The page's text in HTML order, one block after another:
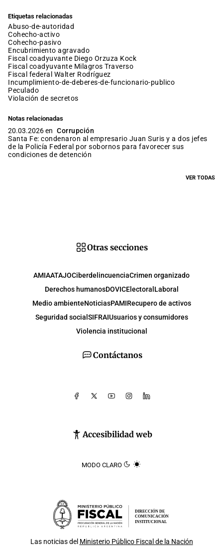
Etiquetas relacionadas
abuso-de-autoridad
cohecho-activo
cohecho-pasivo
encubrimiento agravado
fiscal coadyuvante Diego Orzuza Kock
fiscal coadyuvante Milagros Traverso
fiscal federal Walter Rodríguez
incumplimiento-de-deberes-de-funcionario-publico
peculado
violación de secretos
Notas relacionadas
20.03.2026 en Corrupción
Santa Fe: condenaron al empresario Juan Suris y a dos jefes
de la Policía Federal por sobornos para favorecer sus
condiciones de detención
VER TODAS
Contáctanos
Accesibilidad web
MODO CLARO
Otras secciones
AMIAATAJOCiberdelincuenciaCrimen organizado
Derechos humanosDOVICElectoral Laboral
Medio ambienteNoticiasPAMIRecupero de activos
Seguridad social SIFRAIUsuarios y consumidores
Violencia institucional
DIRECCIÓN DE
COMUNICACIÓN
INSTITUCIONAL
Las noticias del Ministerio Público Fiscal de la Nación